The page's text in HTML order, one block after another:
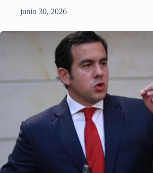
junio 30, 2026